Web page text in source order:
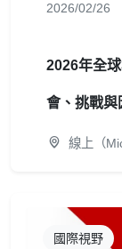
2026/02/26
2026年全
會、挑戰與
線上（
國際視野